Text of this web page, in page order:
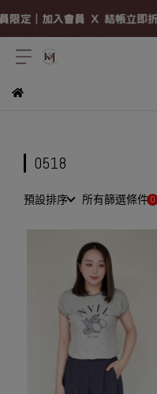
0518
預設排序 所有篩選條件